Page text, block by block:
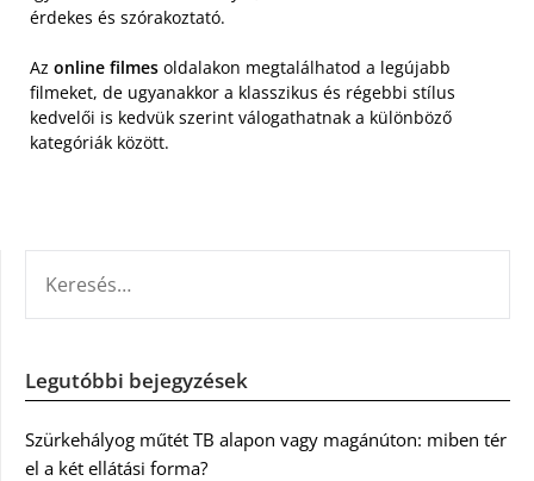
érdekes és szórakoztató.
Az online filmes oldalakon megtalálhatod a legújabb
filmeket, de ugyanakkor a klasszikus és régebbi stílus
kedvelői is kedvük szerint válogathatnak a különböző
kategóriák között.
Legutóbbi bejegyzések
Szürkehályog műtét TB alapon vagy magánúton: miben tér
el a két ellátási forma?